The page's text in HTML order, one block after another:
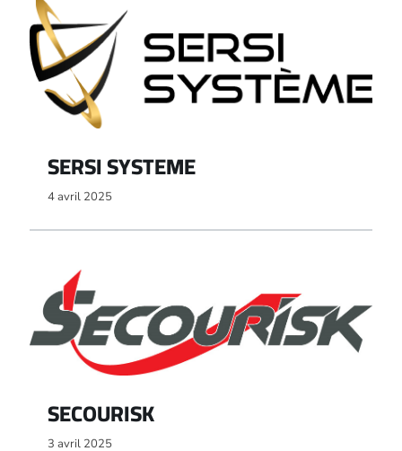
SERSI SYSTEME
4 avril 2025
SECOURISK
3 avril 2025